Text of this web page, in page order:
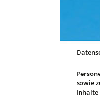
sowie
Inhalte